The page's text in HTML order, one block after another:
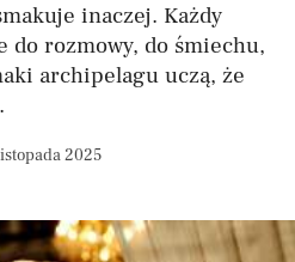
inaczej. Każdy
do rozmowy, do śmiechu,
archipelagu uczą, że
2025